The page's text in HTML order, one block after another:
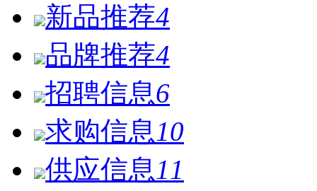
新品推荐4
品牌推荐4
招聘信息6
求购信息 10
供应信息 11